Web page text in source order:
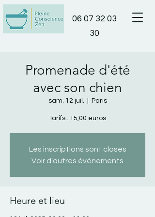
06 07 32 03
30
Promenade d'été
avec son chien
sam. 12 juil. Paris
Tarifs : 15,00 euros
Les inscriptions sont closes
Voir d'autres événements
Heure et lieu